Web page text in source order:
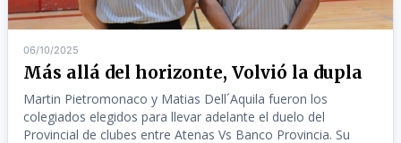
06/10/2025
Más allá del horizonte, Volvió la dupla
Martin Pietromonaco y Matias Dell´Aquila fueron los
colegiados elegidos para llevar adelante el duelo del
Provincial de clubes entre Atenas Vs Banco Provincia. Su